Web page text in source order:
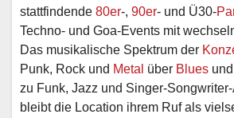
stattfindende 80er-, 90er- und Ü30-
Techno- und Goa-Events mit
Das musikalische Spektrum der
Punk, Rock und Metal über Blues
zu Funk, Jazz und Singer-
bleibt die Location ihrem Ruf als